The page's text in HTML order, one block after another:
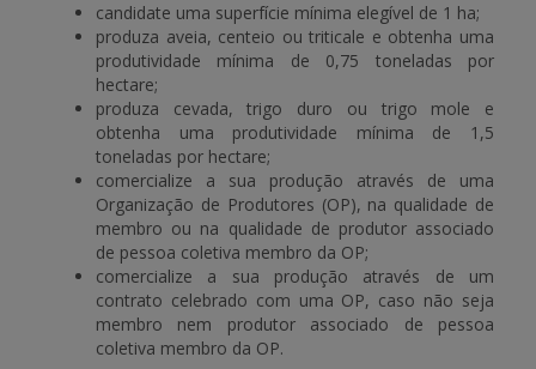
candidate uma superfície mínima elegível de 1 ha;
produza aveia, centeio ou triticale e obtenha uma
produtividade mínima de 0,75 toneladas por
hectare;
produza cevada, trigo duro ou trigo mole e
obtenha uma produtividade mínima de 1,5
toneladas por hectare;
comercialize a sua produção através de uma
Organização de Produtores (OP), na qualidade de
membro ou na qualidade de produtor associado
de pessoa coletiva membro da OP;
comercialize a sua produção através de um
contrato celebrado com uma OP, caso não seja
membro nem produtor associado de pessoa
coletiva membro da OP.